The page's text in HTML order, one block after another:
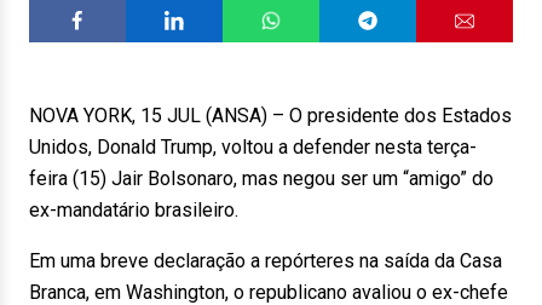
NOVA YORK, 15 JUL (ANSA) – O presidente dos Estados
Unidos, Donald Trump, voltou a defender nesta terça-
feira (15) Jair Bolsonaro, mas negou ser um “amigo” do
ex-mandatário brasileiro.
Em uma breve declaração a repórteres na saída da Casa
Branca, em Washington, o republicano avaliou o ex-chefe